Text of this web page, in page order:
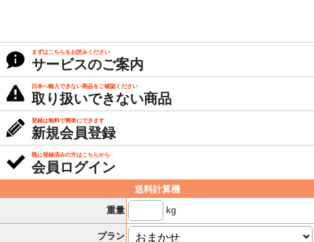
まずはこちらをお読みください
サービスのご案内
日本へ輸入できない商品をご確認ください
取り扱いできない商品
登録は無料で簡単にできます
新規会員登録
既に登録済みの方はこちらから
会員ログイン
送料計算機
重量
kg
プラン